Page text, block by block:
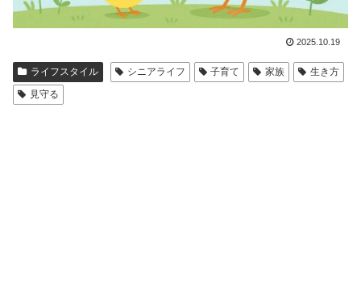
2025.10.19
ライフスタイル シニアライフ 子育て 家族
生き方
見守る